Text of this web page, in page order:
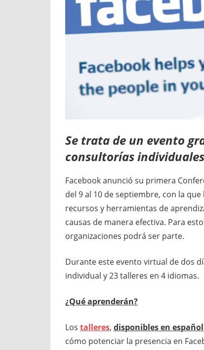
Se trata de un evento
consultorías
Facebook anunció su primera
del 9 al 10 de septiembre, con la
recursos y herramientas de
causas de manera efectiva. Para
organizaciones podrá ser parte.
Durante este evento virtual de dos
individual y 23 talleres en 4 idiomas.
¿Qué aprenderán?
Los talleres, disponibles en español
cómo potenciar la presencia en